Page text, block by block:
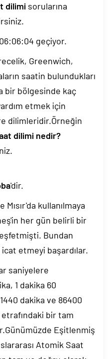
dilimi sorularına
06:06:04 geçiyor.
Greenwich,
saatin bulundukları
bir bölgesinde kaç
etmek için
dilimleridir.Örneğin
dilimi nedir?
'dir.
kullanılmaya
her gün belirli bir
Bundan
etmeyi başardılar.
saniyelere
1 dakika 60
dakika ve 86400
bir tam
Eşitlenmiş
Atomik Saat